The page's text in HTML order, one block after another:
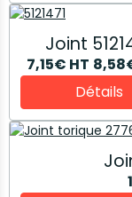
Joint
7,15€ HT
Détails